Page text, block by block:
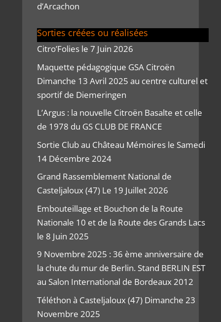
d’Arcachon
Sorties créées ou réalisées
Citro’Folies le 7 Juin 2026
Maquette pédagogique GSA Citroën
Dimanche 13 Avril 2025 au centre culturel et
sportif de Diemeringen
L’Argus : la nouvelle Citroën Basalte et celle
de 1978 du GS CLUB DE FRANCE
Sortie Club au Château Mémoires le Samedi
14 Décembre 2024
Grand Rassemblement National de
Casteljaloux (47) Le 19 Juillet 2026
Embouteillage et Bouchon de la Route
Nationale 10 et de la Route des Grands Lacs
le 8 Juin 2025
9 Novembre 2025 : 36 ème anniversaire de
la chute du mur de Berlin. Stand BERLIN EST
au Salon International de Bordeaux 2012
Téléthon à Casteljaloux (47) Dimanche 23
Novembre 2025